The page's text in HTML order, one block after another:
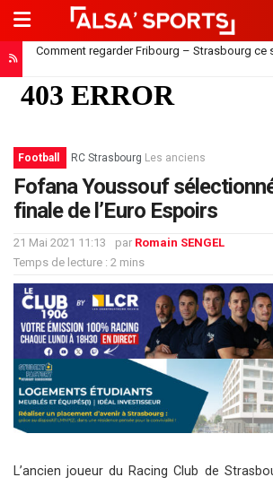
Comment regarder Fribourg – Strasbourg ce
Jørgensen est à Strasbourg, mais ne peut
Football RC Strasbourg Les anciens
Fofana Youssouf
finale de l’Euro Espoirs
21 Mai 2021 11:13 par Romain SENGEL
Temps de lecture : 2 mins
L’ancien joueur du Racing Club de